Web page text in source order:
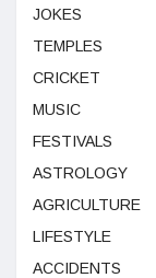
JOKES
TEMPLES
CRICKET
MUSIC
FESTIVALS
ASTROLOGY
AGRICULTURE
LIFESTYLE
ACCIDENTS